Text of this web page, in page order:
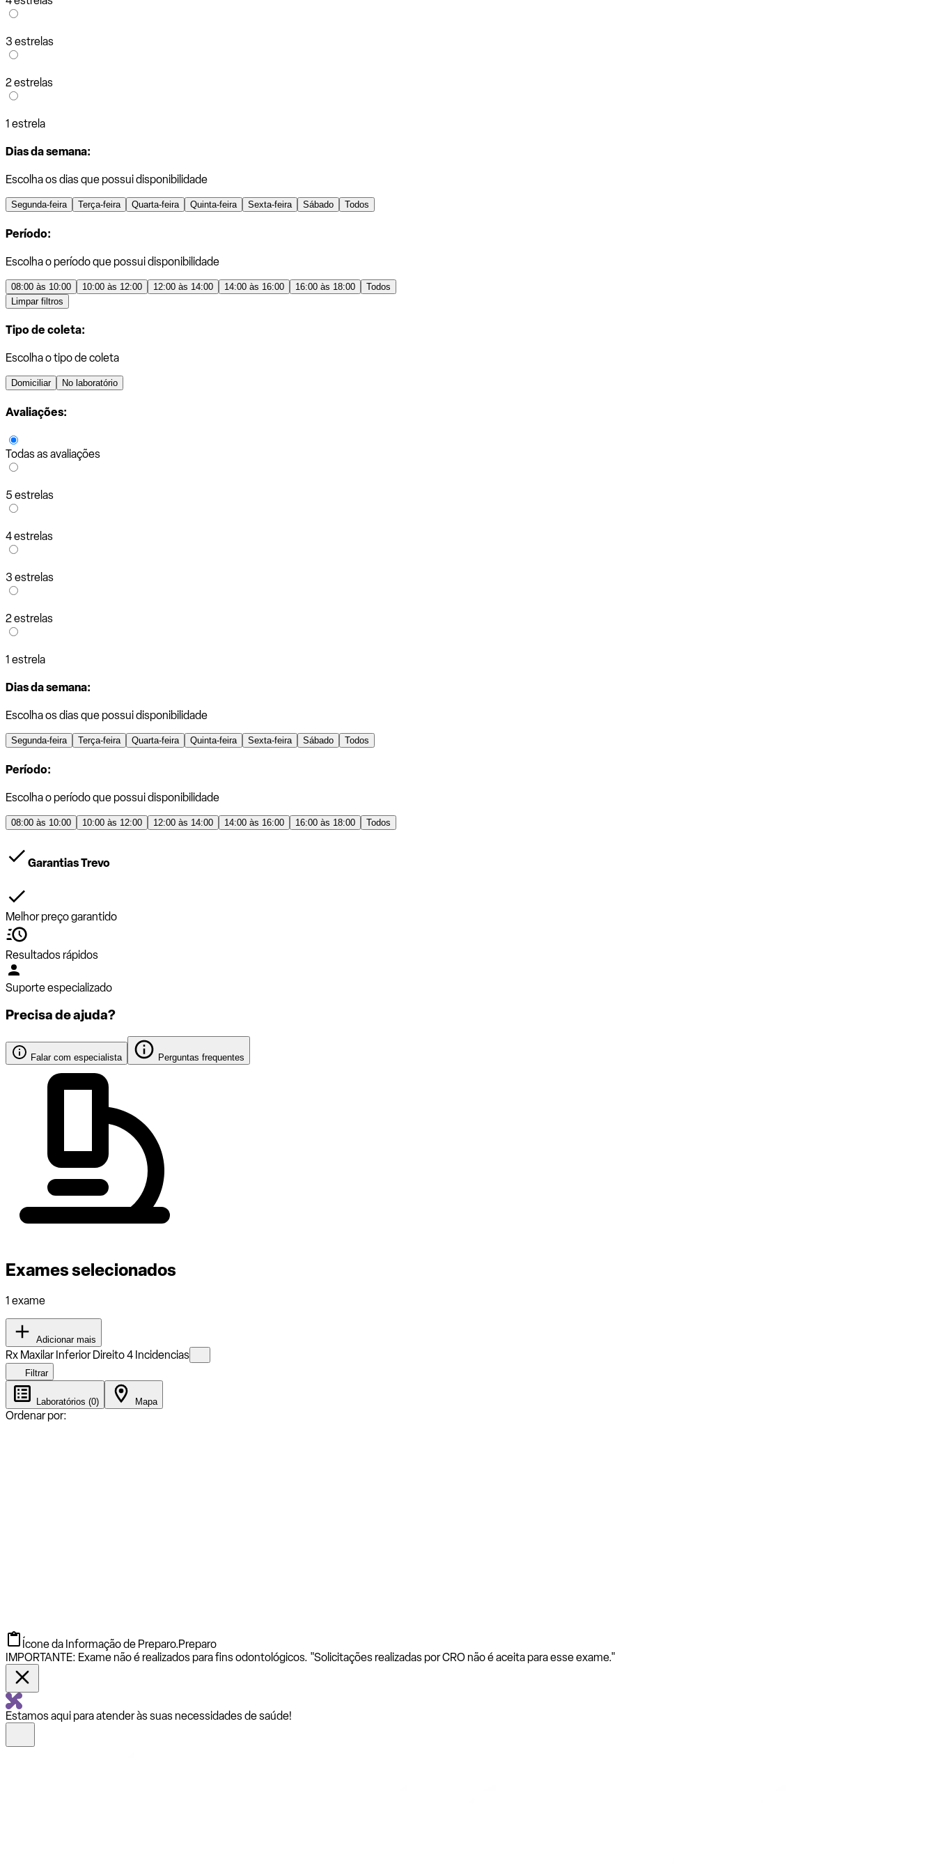
3 estrelas
2 estrelas
1 estrela
Dias da semana:
Escolha os dias que possui disponibilidade
Segunda-feira Terça-feira Quarta-feira Quinta-feira Sexta-feira Sábado Todos
Período:
Escolha o período que possui disponibilidade
08:00 às 10:00 10:00 às 12:00 12:00 às 14:00 14:00 às 16:00 16:00 às 18:00
Todos
Limpar filtros
Tipo de coleta:
Escolha o tipo de coleta
Domiciliar No laboratório
Avaliações:
Todas as avaliações
5 estrelas
4 estrelas
3 estrelas
2 estrelas
1 estrela
Dias da semana:
Escolha os dias que possui disponibilidade
Segunda-feira Terça-feira Quarta-feira Quinta-feira Sexta-feira Sábado Todos
Período:
Escolha o período que possui disponibilidade
08:00 às 10:00 10:00 às 12:00 12:00 às 14:00 14:00 às 16:00 16:00 às 18:00 Todos
Garantias Trevo
Melhor preço garantido
Resultados rápidos
Suporte especializado
Precisa de ajuda?
Falar com especialista Perguntas frequentes
Exames selecionados
1 exame
Adicionar mais
Rx Maxilar Inferior Direito 4 Incidencias
Filtrar
Laboratórios (0) Mapa
Ordenar por:
Ícone da Informação de Preparo.Preparo
IMPORTANTE: Exame não é realizados para fins odontológicos. "Solicitações realizadas por CRO não é aceita para esse exame."
Estamos aqui para atender às suas necessidades de saúde!